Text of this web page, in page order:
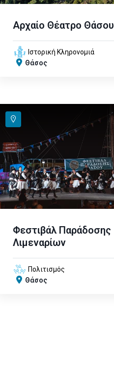
Αρχαίο Θέατρο Θάσου
Ιστορική Κληρονομιά
Θάσος
Φεστιβάλ Παράδοσης
Λιμεναρίων
Πολιτισμός
Θάσος